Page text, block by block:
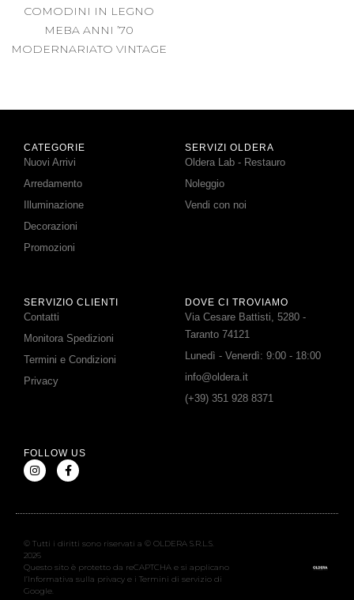
COMODINI IN LEGNO
MEBA ANNI ’70
MODERNARIATO VINTAGE
CATEGORIE
Nuovi Arrivi
Arredamento
Illuminazione
Decorazioni
Promozioni
SERVIZI OLDERA
Oldera Lab - Restauro
Noleggio
Vendi con noi
SERVIZIO CLIENTI
Contatti
Monitora Spedizioni
Termini e Condizioni
Privacy
DOVE CI TROVIAMO
Via Cesare Battisti, 5280 -
Taranto 74121
Lunedì - Venerdì: 9:00 - 18:00
info@oldera.it
(+39) 351 928 8371
FOLLOW US
© Tutti i diritti sono riservati a © OLDERA S.R.L.S.
2026
Questo sito è protetto da reCAPTCHA e si applicano
l’Informativa sulla privacy e i Termini di servizio di
Google.